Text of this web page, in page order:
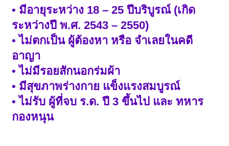
• มีอายุระหว่าง 18 – 25 ปีบริบูรณ์ (เกิด
ระหว่างปี พ.ศ. 2543 – 2550)
• ไม่ตกเป็น ผู้ต้องหา หรือ จำเลยในคดี
อาญา
• ไม่มีรอยสักนอกร่มผ้า
• มีสุขภาพร่างกาย แข็งแรงสมบูรณ์
• ไม่รับ ผู้ที่จบ ร.ด. ปี 3 ขึ้นไป และ ทหาร
กองหนุน